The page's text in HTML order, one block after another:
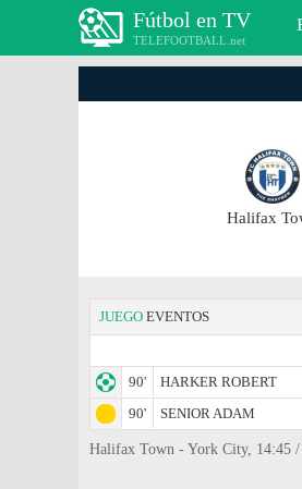
Fútbol en TV
TELEFOOTBALL.net
Halifax
JUEGO EVENTOS
90'
HARKER ROBERT
90'
SENIOR ADAM
Halifax Town - York City, 14:45 /